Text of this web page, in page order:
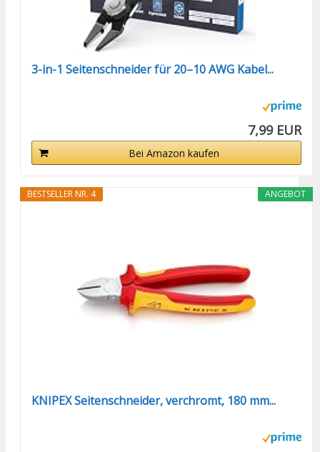
3-in-1 Seitenschneider für 20–10 AWG Kabel...
7,99 EUR
Bei Amazon kaufen
ANGEBOT
BESTSELLER NR. 4
KNIPEX Seitenschneider, verchromt, 180 mm...